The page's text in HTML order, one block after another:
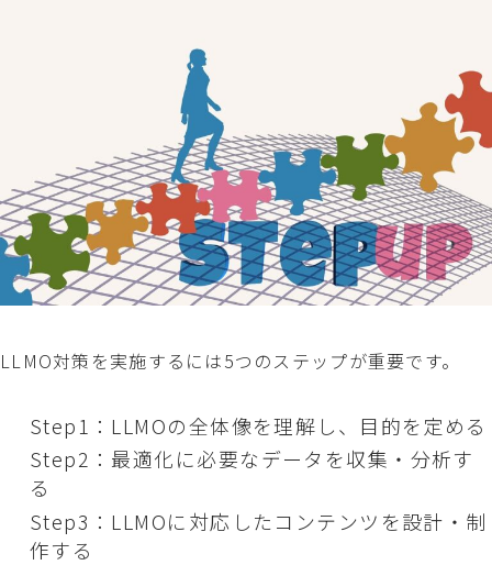
LLMO対策を実施するには5つのステップが重要です。
Step1：LLMOの全体像を理解し、目的を定める
Step2：最適化に必要なデータを収集・分析す
る
Step3：LLMOに対応したコンテンツを設計・制
作する